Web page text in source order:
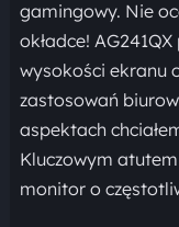
gamingowy. Nie
okładce!
wysokości ekranu
zastosowań
aspektach
Kluczowym
monitor o